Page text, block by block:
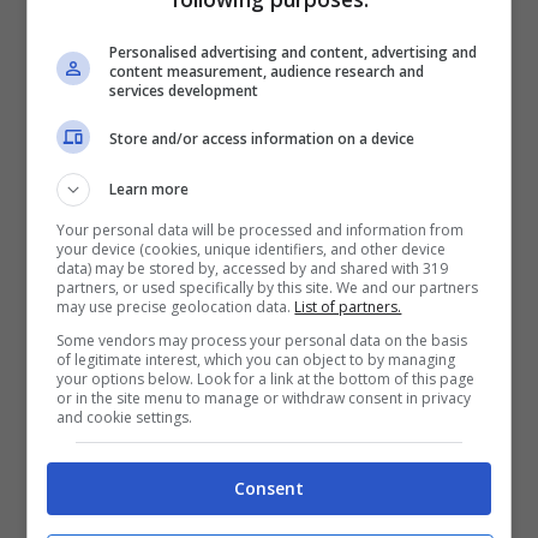
Così, nel 1994 entra a far parte della
categoriaNuove PropostedelFestival di
Sanremo, con il branoIl mare calmo della
sera uscendone vincitore. Nel 1995 sale
nuovamente sul palco delTeatro Ariston,
questa volta in qualità diBigcon il brano
Personalised advertising and content, advertising and
content measurement, audience research and
services development
Store and/or access information on a device
Learn more
Your personal data will be processed and information from
your device (cookies, unique identifiers, and other device
data) may be stored by, accessed by and shared with 319
partners, or used specifically by this site. We and our partners
may use precise geolocation data. List of partners.
Some vendors may process your personal data on the basis
of legitimate interest, which you can object to by managing
your options below. Look for a link at the bottom of this page
or in the site menu to manage or withdraw consent in privacy
and cookie settings.
Consent